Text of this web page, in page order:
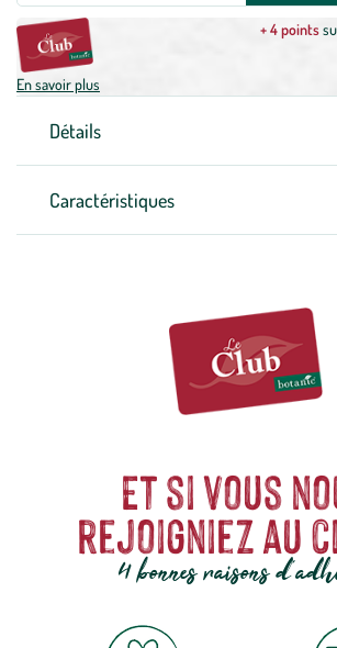
+ 4 points
En savoir plus
Détails
Caractéristiques
Et si vous
rejoigniez au
4 bonnes raisons